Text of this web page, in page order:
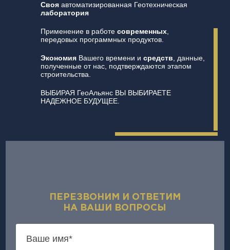
Свояавтоматизированная Геотехническая
лаборатория
Применение в работе современных,
передовых программных продуктов.
ЭкономияВашего времени и средств, данные,
полученные от нас, подтверждаются этапом
строительства.
ВЫБИРАЯ ГеоАльянс ВЫ ВЫБИРАЕТЕ
НАДЕЖНОЕ БУДУЩЕЕ.
ПЕРЕЗВОНИМ И ОТВЕТИМ
НА ВАШИ ВОПРОСЫ